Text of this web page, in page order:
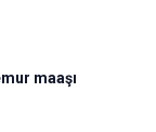
maaşı